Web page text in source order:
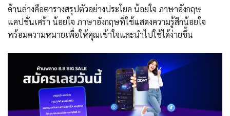
ด้านล่างคือตารางสรุปตัวอย่างประโยค น้อยใจ ภาษาอังกฤษ
แคปชั่นเศร้า น้อยใจ ภาษาอังกฤษที่ใช้แสดงความรู้สึกน้อยใจ
พร้อมความหมายเพื่อให้คุณเข้าใจและนำไปใช้ได้ง่ายขึ้น